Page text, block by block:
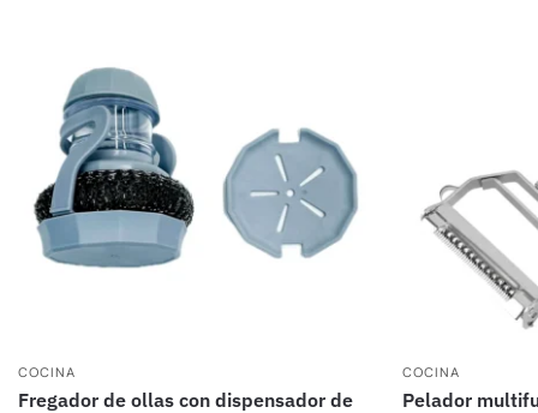
COCINA
Fregador de ollas con dispensador de
COCINA
Pelador